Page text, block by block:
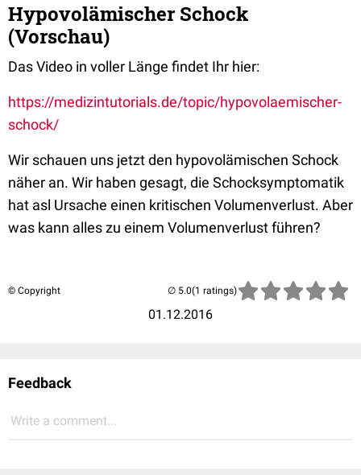
Hypovolämischer Schock
(Vorschau)
Das Video in voller Länge findet Ihr hier:
https://medizintutorials.de/topic/hypovolaemischer-
schock/
Wir schauen uns jetzt den hypovolämischen Schock
näher an. Wir haben gesagt, die Schocksymptomatik
hat asl Ursache einen kritischen Volumenverlust. Aber
was kann alles zu einem Volumenverlust führen?
© Copyright
01.12.2016
(1 ratings)
Feedback
Write a comment...